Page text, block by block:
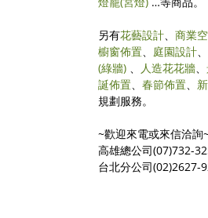
另有花藝設計、商業
櫥窗佈置、 庭園設計、
(綠牆) 、 人造花花牆、
誕佈置、春節佈置、
規劃服務。
~歡迎來電或來信洽詢
高雄總公司(07)732-
台北分公司(02)2627-